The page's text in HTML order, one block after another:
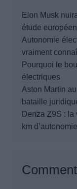
Elon Musk
étude
Autonomie
vraiment
Pourquoi le
électriques
Aston Martin
bataille
Denza Z9S :
km d’autonomie